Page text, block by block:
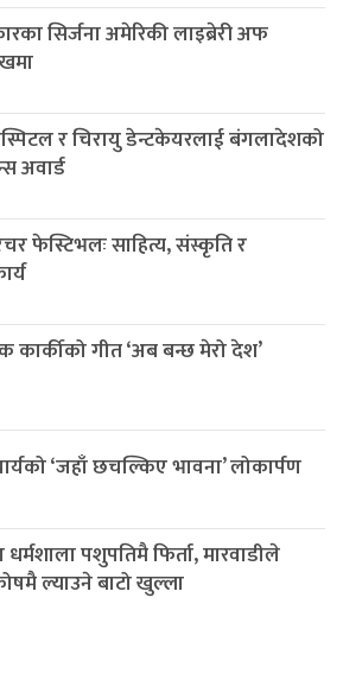
सिर्जना अमेरिकी लाइब्रेरी अफ
र चिरायु डेन्टकेयरलाई बंगलादेशको
अवार्ड
फेस्टिभलः साहित्य, संस्कृति र
कार्कीको गीत ‘अब बन्छ मेरो देश’
‘जहाँ छचल्किए भावना’ लोकार्पण
पशुपतिमै फिर्ता, मारवाडीले
ल्याउने बाटो खुल्ला